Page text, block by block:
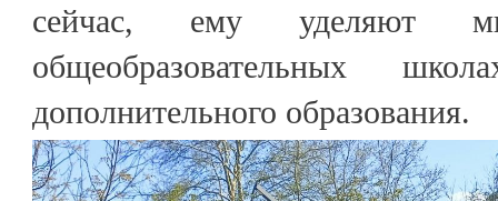
сейчас, ему уделяют
общеобразовательных
дополнительного образования.